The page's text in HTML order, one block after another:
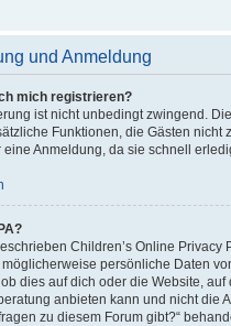
und Anmeldung
mich registrieren?
ist nicht unbedingt zwingend.
Funktionen, die Gästen
Anmeldung, da sie schnell
Children’s Online
persönliche Daten
dies auf dich oder die Website,
anbieten kann und nicht die
zu diesem Forum gibt?“